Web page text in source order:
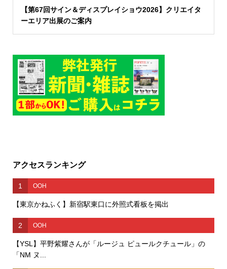
【第67回サイン＆ディスプレイショウ2026】クリエイタ
ーエリア出展のご案内
アクセスランキング
1 OOH
【東京かねふく】新宿駅東口に外照式看板を掲出
2 OOH
【YSL】平野紫耀さんが「ルージュ ピュールクチュール」の
「NM ヌ...